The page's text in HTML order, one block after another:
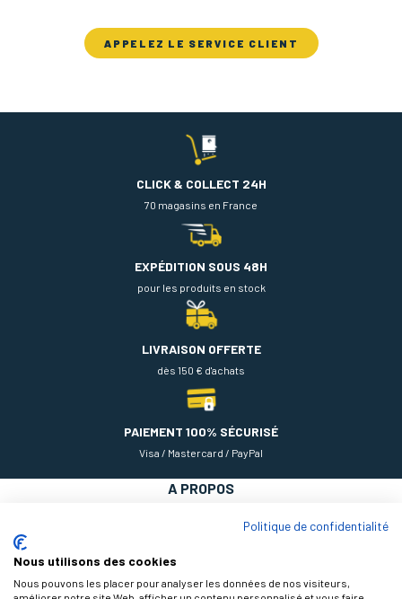
APPELEZ LE SERVICE CLIENT
CLICK & COLLECT 24H
70 magasins en France
EXPÉDITION SOUS 48H
pour les produits en stock
LIVRAISON OFFERTE
dès 150 € d'achats
PAIEMENT 100% SÉCURISÉ
Visa / Mastercard / PayPal
A PROPOS
Politique de confidentialité
Nous utilisons des cookies
Nous pouvons les placer pour analyser les données de nos visiteurs,